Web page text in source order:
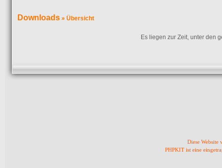
Downloads » Übersicht
Es liegen zur Zeit, unter den
Diese Website
PHPKIT ist eine